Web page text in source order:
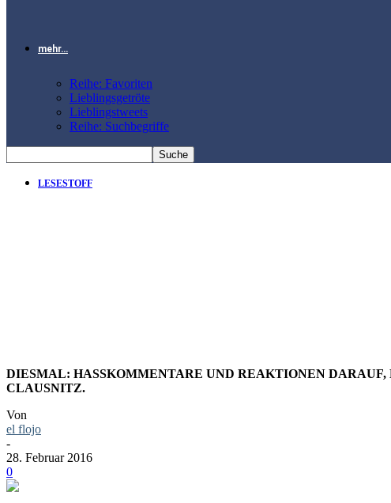
mehr…
Reihe: Favoriten
Lieblingsgetröte
Lieblingstweets
Reihe: Suchbegriffe
LESESTOFF
DIESMAL: HASSKOMMENTARE UND REAKTIONEN
CLAUSNITZ.
Von
el flojo
-
28. Februar 2016
0